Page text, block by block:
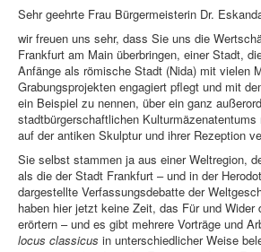
Sehr geehrte Frau Bürgermeisterin Dr.
wir freuen uns sehr, dass Sie uns die
Frankfurt am Main überbringen, einer Stadt,
Anfänge als römische Stadt (Nida) mit vielen
Grabungsprojekten engagiert pflegt und mit
ein Beispiel zu nennen, über ein ganz
stadtbürgerschaftlichen
auf der antiken Skulptur und ihrer Rezeption
Sie selbst stammen ja aus einer Weltregion,
als die der Stadt Frankfurt – und in der
dargestellte Verfassungsdebatte der
haben hier jetzt keine Zeit, das Für und
erörtern – und es gibt mehrere Vorträge und
locus classicus in unterschiedlicher Weise